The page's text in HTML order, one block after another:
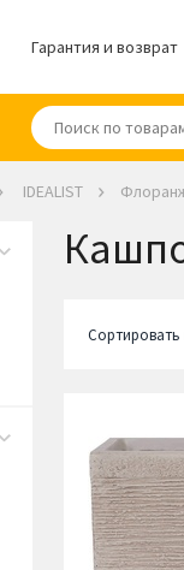
Гарантия и возврат
IDEALIST
Сортировать